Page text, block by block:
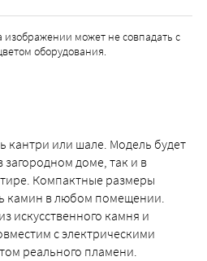
может не совпадать с
оборудования.
кантри или шале. Модель будет
загородном доме, так и в
Компактные размеры
камин в любом помещении.
искусственного камня и
с электрическими
реального пламени.